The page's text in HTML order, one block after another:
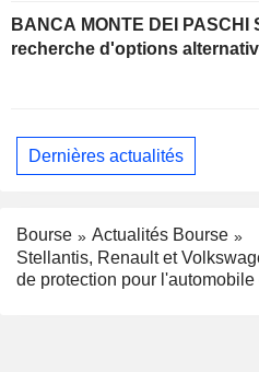
BANCA MONTE DEI PASCHI
recherche d'options
Dernières actualités
Bourse
Actualités Bourse
Stellantis, Renault et
de protection pour